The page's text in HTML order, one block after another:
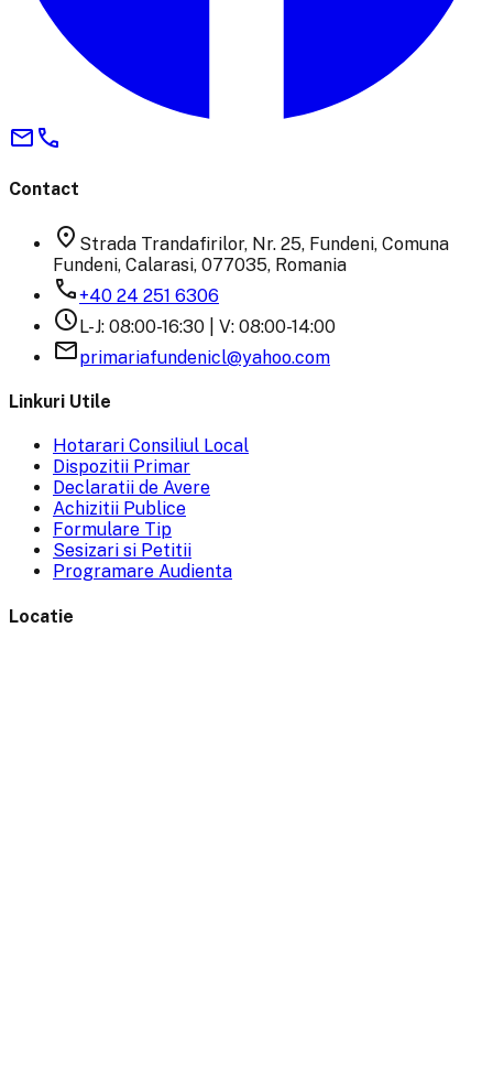
mailphone
Contact
location_on Strada Trandafirilor, Nr. 25, Fundeni, Comuna
Fundeni, Calarasi, 077035, Romania
phone+40 24 251 6306
scheduleL-J: 08:00-16:30 | V: 08:00-14:00
emailprimariafundenicl@yahoo.com
Linkuri Utile
Hotarari Consiliul Local
Dispozitii Primar
Declaratii de Avere
Achizitii Publice
Formulare Tip
Sesizari si Petitii
Programare Audienta
Locatie